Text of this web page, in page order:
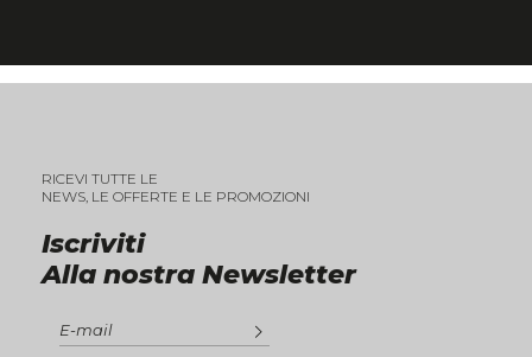
Iscriviti
Alla nostra Newsletter
RICEVI TUTTE LE
NEWS, LE OFFERTE E LE PROMOZIONI